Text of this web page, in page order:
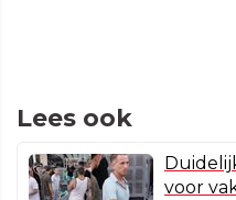
Lees ook
voor